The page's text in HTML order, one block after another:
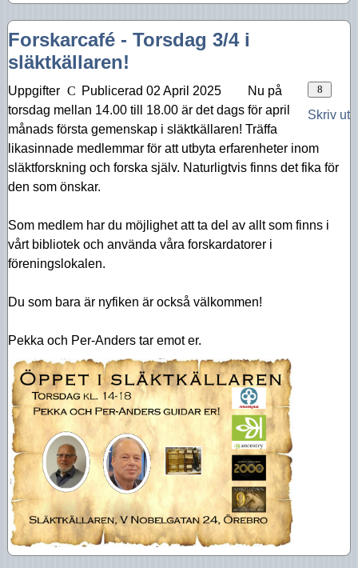
Forskarcafé - Torsdag 3/4 i
släktkällaren!
Skriv ut
Uppgifter Publicerad 02 April 2025
Nu på
torsdag mellan 14.00 till 18.00 är det dags för april
månads första gemenskap i släktkällaren! Träffa
likasinnade medlemmar för att utbyta erfarenheter inom
släktforskning och forska själv. Naturligtvis finns det fika för
den som önskar.
Som medlem har du möjlighet att ta del av allt som finns i
vårt bibliotek och använda våra forskardatorer i
föreningslokalen.
Du som bara är nyfiken är också välkommen!
Pekka och Per-Anders tar emot er.